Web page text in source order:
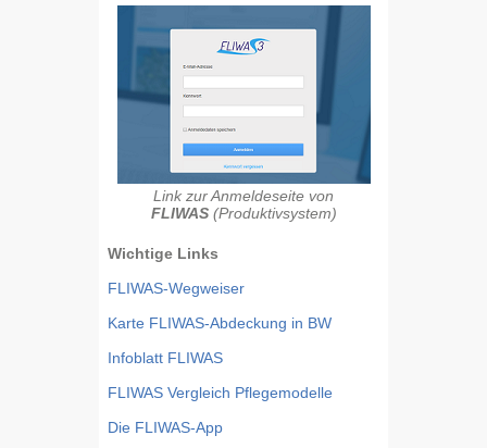
Link zur Anmeldeseite von
FLIWAS(Produktivsystem)
Wichtige Links
FLIWAS-Wegweiser
Karte FLIWAS-Abdeckung in BW
Infoblatt FLIWAS
FLIWAS Vergleich Pflegemodelle
Die FLIWAS-App